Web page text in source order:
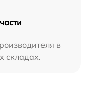
в
складах.